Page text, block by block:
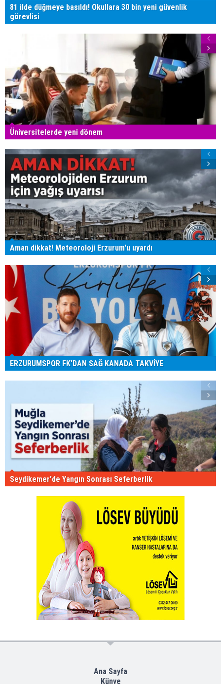
81 ilde düğmeye basıldı! Okullara 30 bin yeni güvenlik
görevlisi
Üniversitelerde yeni dönem
Aman dikkat! Meteoroloji Erzurum'u uyardı
ERZURUMSPOR FK'DAN SAĞ KANADA TAKVİYE
Seydikemer'de Yangın Sonrası Seferberlik
Ana Sayfa
Künye